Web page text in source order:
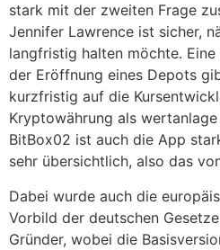
stark mit der zweiten Frage
Jennifer Lawrence ist sicher,
langfristig halten möchte.
der Eröffnung eines Depots
kurzfristig auf die
Kryptowährung als
BitBox02 ist auch die App
sehr übersichtlich, also das
Dabei wurde auch die
Vorbild der deutschen
Gründer, wobei die